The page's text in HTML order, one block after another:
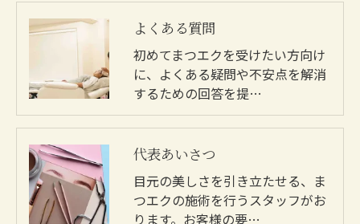
よくある質問
初めてまつエクを受けたい方向け
に、よくある疑問や不安点を解消
するための回答を提…
代表あいさつ
目元の美しさを引き立たせる、ま
つエクの施術を行うスタッフがお
ります。お客様の要…